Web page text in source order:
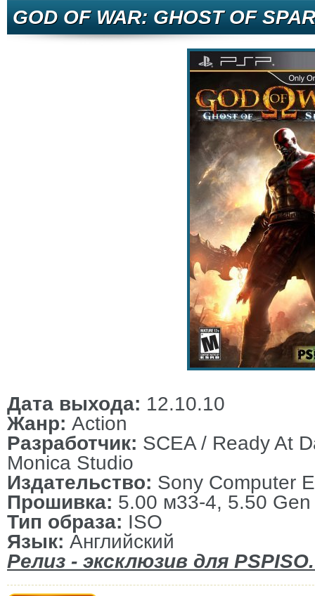
GOD OF WAR: GHOST OF
Дата выхода: 12.10.10
Жанр: Action
Разработчик: SCEA / Ready At
Monica Studio
Издательство: Sony Computer
Прошивка: 5.00 м33-4, 5.50 Gen
Тип образа: ISO
Язык: Английский
Релиз - эксклюзив для